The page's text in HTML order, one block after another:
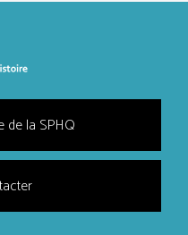
de la SPHQ